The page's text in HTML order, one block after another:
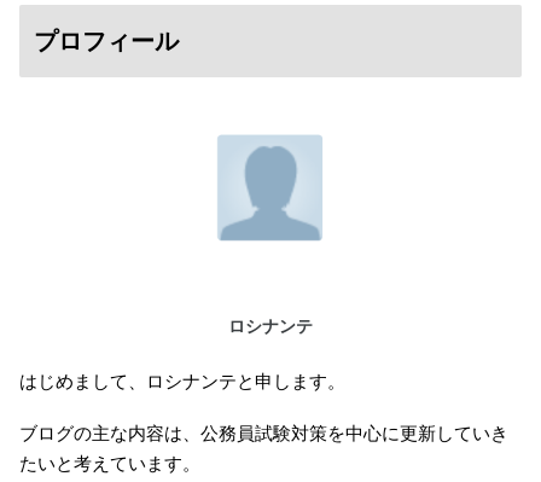
プロフィール
ロシナンテ
はじめまして、ロシナンテと申します。
ブログの主な内容は、公務員試験対策を中心に更新していき
たいと考えています。